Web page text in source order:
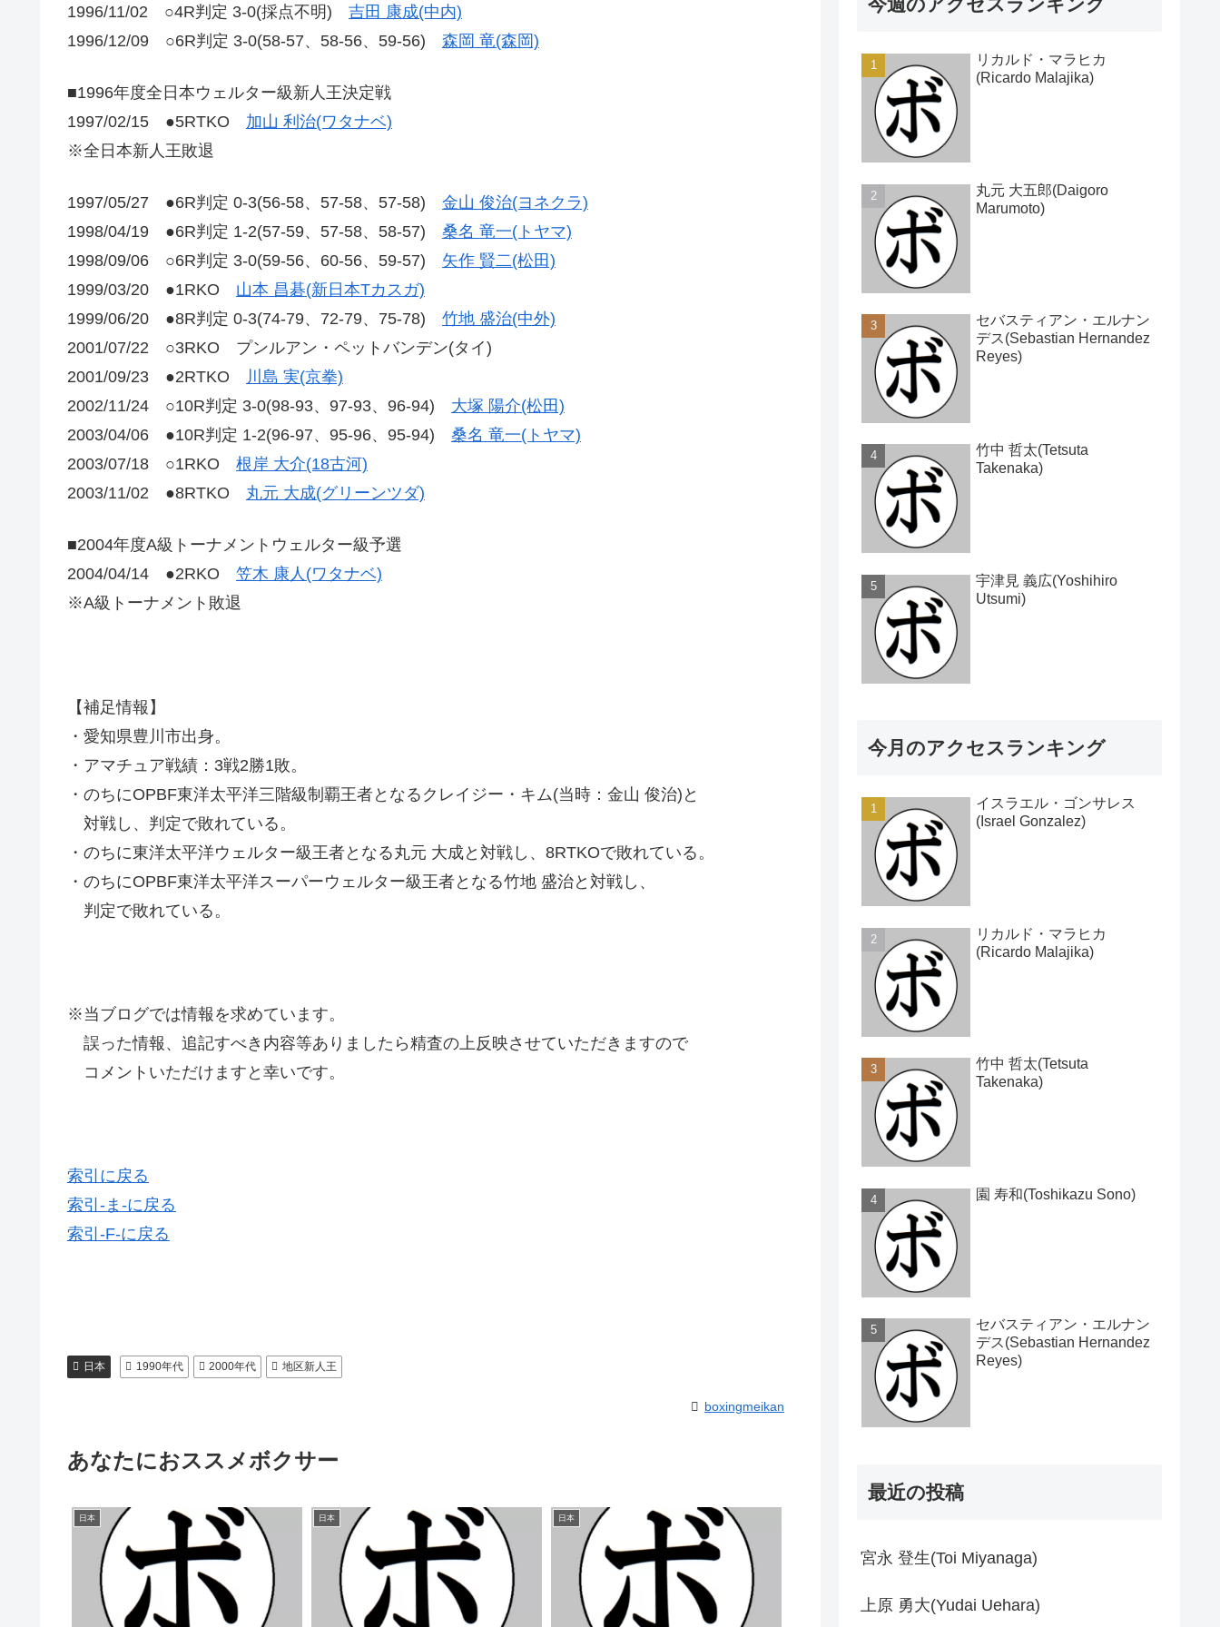
1996/11/02 ○4R判定 3-0(採点不明) 吉田 康成(中内)
1996/12/09 ○6R判定 3-0(58-57、58-56、59-56) 森岡 竜(森岡)
■1996年度全日本ウェルター級新人王決定戦
1997/02/15 ●5RTKO 加山 利治(ワタナベ)
※全日本新人王敗退
1997/05/27 ●6R判定 0-3(56-58、57-58、57-58) 金山 俊治(ヨネクラ)
1998/04/19 ●6R判定 1-2(57-59、57-58、58-57) 桑名 竜一(トヤマ)
1998/09/06 ○6R判定 3-0(59-56、60-56、59-57) 矢作 賢二(松田)
1999/03/20 ●1RKO 山本 昌碁(新日本Tカスガ)
1999/06/20 ●8R判定 0-3(74-79、72-79、75-78) 竹地 盛治(中外)
2001/07/22 ○3RKO プンルアン・ペットバンデン(タイ)
2001/09/23 ●2RTKO
川島 実(京拳)
2002/11/24 ○10R判定 3-0(98-93、97-93、96-94) 大塚 陽介(松田)
2003/04/06 ●10R判定 1-2(96-97、95-96、95-94) 桑名 竜一(トヤマ)
2003/07/18 ○1RKO 根岸 大介(18古河)
2003/11/02 ●8RTKO 丸元 大成(グリーンツダ)
■2004年度A級トーナメントウェルター級予選
2004/04/14 ●2RKO 笠木 康人(ワタナベ)
※A級トーナメント敗退
【補足情報】
・愛知県豊川市出身。
・アマチュア戦績：3戦2勝1敗。
・のちにOPBF東洋太平洋三階級制覇王者となるクレイジー・キム(当時：金山 俊治)と
対戦し、判定で敗れている。
・のちに東洋太平洋ウェルター級王者となる丸元 大成と対戦し、8RTKOで敗れている。
・のちにOPBF東洋太平洋スーパーウェルター級王者となる竹地 盛治と対戦し、
判定で敗れている。
※当ブログでは情報を求めています。
誤った情報、追記すべき内容等ありましたら精査の上反映させていただきますので
コメントいただけますと幸いです。
索引に戻る
索引-ま-に戻る
索引-F-に戻る
日本 1990年代 2000年代 地区新人王
boxingmeikan
あなたにおススメボクサー
日本 日本 日本
今週のアクセスランキング
リカルド・マラヒカ
(Ricardo Malajika)
丸元 大五郎(Daigoro
Marumoto)
セバスティアン・エルナン
デス(Sebastian Hernandez
Reyes)
竹中 哲太(Tetsuta
Takenaka)
宇津見 義広(Yoshihiro
Utsumi)
今月のアクセスランキング
イスラエル・ゴンサレス
(Israel Gonzalez)
リカルド・マラヒカ
(Ricardo Malajika)
竹中 哲太(Tetsuta
Takenaka)
園 寿和(Toshikazu Sono)
セバスティアン・エルナン
デス(Sebastian Hernandez
Reyes)
最近の投稿
宮永 登生(Toi Miyanaga)
上原 勇大(Yudai Uehara)